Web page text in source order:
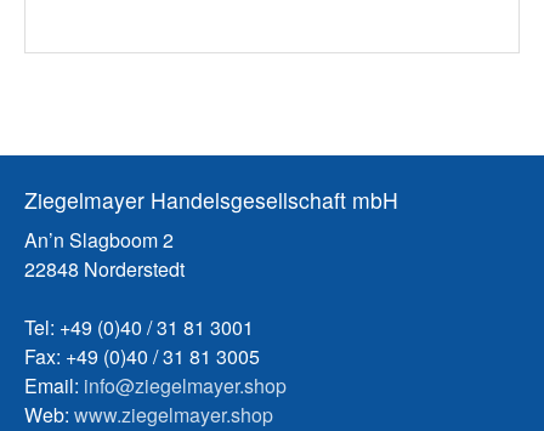
Ziegelmayer Handelsgesellschaft mbH
An’n Slagboom 2
22848 Norderstedt
Tel: +49 (0)40 / 31 81 3001
Fax: +49 (0)40 / 31 81 3005
Email: info@ziegelmayer.shop
Web: www.ziegelmayer.shop